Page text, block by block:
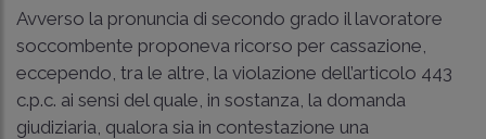
Avverso la pronuncia di secondo grado il lavoratore
soccombente proponeva ricorso per cassazione,
eccependo, tra le altre, la violazione dell’articolo 443
c.p.c. ai sensi del quale, in sostanza, la domanda
giudiziaria, qualora sia in contestazione una